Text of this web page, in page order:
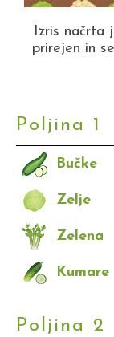
Izris načrta
prirejen in
Poljina 1
Bučke
Zelje
Zelena
Kumare
Poljina 2